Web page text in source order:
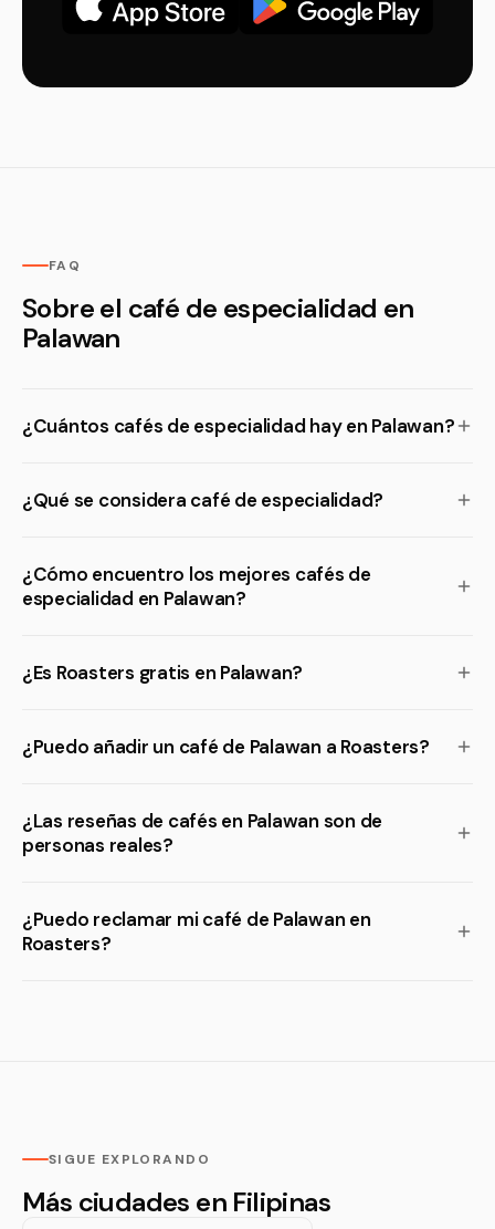
FAQ
Sobre el café de especialidad en
Palawan
¿Cuántos cafés de especialidad hay en Palawan?
¿Qué se considera café de especialidad?
¿Cómo encuentro los mejores cafés de
especialidad en Palawan?
¿Es Roasters gratis en Palawan?
¿Puedo añadir un café de Palawan a Roasters?
¿Las reseñas de cafés en Palawan son de
personas reales?
¿Puedo reclamar mi café de Palawan en
Roasters?
SIGUE EXPLORANDO
Más ciudades en Filipinas